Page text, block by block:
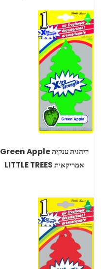
ריחנית ענקית Green Apple
אמריקאית LITTLE TREES